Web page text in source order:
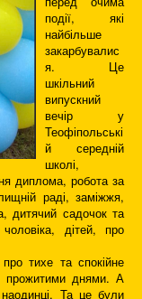
події, які
найбільше
закарбувалис
я. Це
шкільний
випускний
вечір у
Теофіпольські
й середній
школі,
диплома, робота за
раді, заміжжя,
дитячий садочок та
дітей, про
тихе та спокійне
прожитими днями. А
Та це були